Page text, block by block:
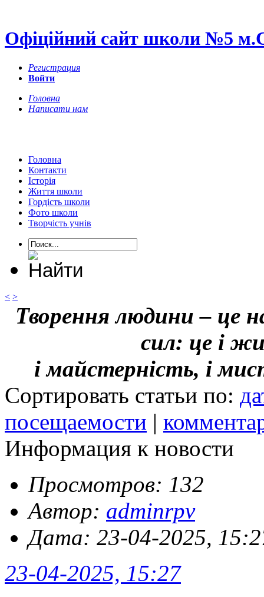
Офіційний сайт школи №5
Регистрация
Войти
Головна
Написати нам
Головна
Контакти
Історія
Життя школи
Гордість школи
Фото школи
Творчість учнів
< >
Творення людини – це
сил: це і
і майстерність, і
Сортировать статьи по:
посещаемости |
Информация к новости
Просмотров: 132
Автор: adminrpv
Дата: 23-04-2025,
23-04-2025, 15:27